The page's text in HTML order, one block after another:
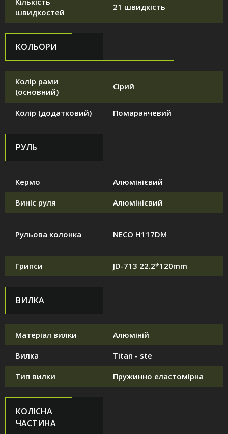
швидкостей
21 швидкість
КОЛЬОРИ
Колір рами
(основний)
Сірий
Колір (додатковий) Помаранчевий
РУЛЬ
Кермо Алюмінієвий
Виніс руля Алюмінієвий
Рульова колонка NECO H117DM
Грипси JD-713 22.2*120mm
ВИЛКА
Матеріал вилки Алюміній
Вилка Titan - ste
Тип вилки Пружинно еластомірна
КОЛІСНА
ЧАСТИНА